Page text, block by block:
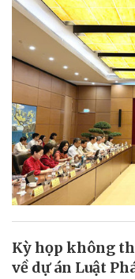
Kỳ họp không
về dự án Luật